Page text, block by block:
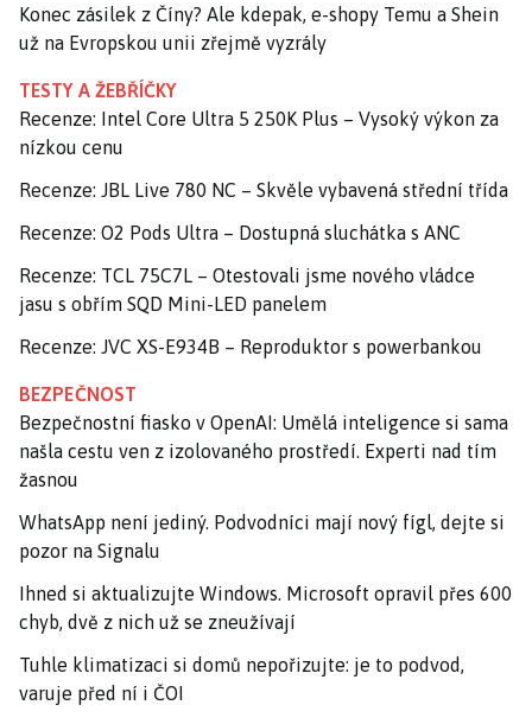
Konec zásilek z Číny? Ale kdepak, e-shopy Temu a Shein
už na Evropskou unii zřejmě vyzrály
TESTY A ŽEBŘÍČKY
Recenze: Intel Core Ultra 5 250K Plus – Vysoký výkon za
nízkou cenu
Recenze: JBL Live 780 NC – Skvěle vybavená střední třída
Recenze: O2 Pods Ultra – Dostupná sluchátka s ANC
Recenze: TCL 75C7L – Otestovali jsme nového vládce
jasu s obřím SQD Mini-LED panelem
Recenze: JVC XS-E934B – Reproduktor s powerbankou
BEZPEČNOST
Bezpečnostní fiasko v OpenAI: Umělá inteligence si sama
našla cestu ven z izolovaného prostředí. Experti nad tím
žasnou
WhatsApp není jediný. Podvodníci mají nový fígl, dejte si
pozor na Signalu
Ihned si aktualizujte Windows. Microsoft opravil přes 600
chyb, dvě z nich už se zneužívají
Tuhle klimatizaci si domů nepořizujte: je to podvod,
varuje před ní i ČOI